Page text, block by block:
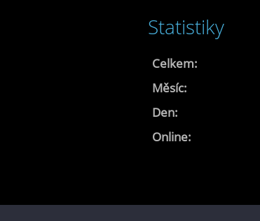
Statistiky
Online:
Celkem:
Měsíc:
Den: